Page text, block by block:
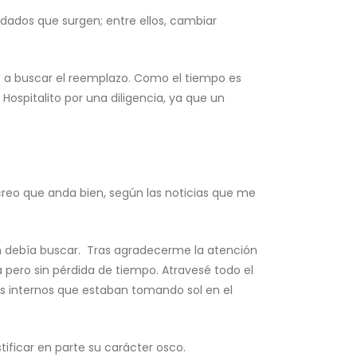
que surgen; entre ellos, cambiar
buscar el reemplazo. Como el tiempo es
por una diligencia, ya que un
que anda bien, según las noticias que me
debía buscar. Tras agradecerme la atención
sin pérdida de tiempo. Atravesé todo el
internos que estaban tomando sol en el
en parte su carácter osco.